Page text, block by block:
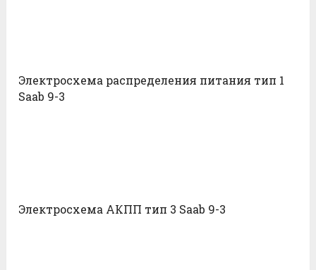
Электросхема распределения питания тип 1
Saab 9-3
Электросхема АКПП тип 3 Saab 9-3